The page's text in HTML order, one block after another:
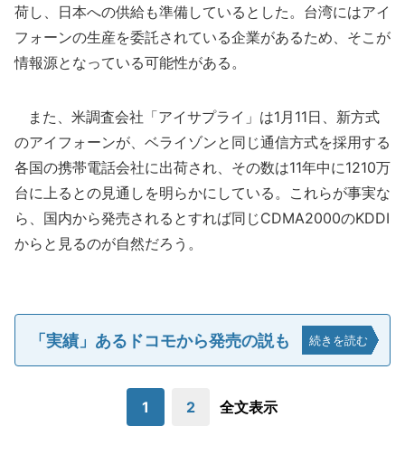
荷し、日本への供給も準備しているとした。台湾にはアイ
フォーンの生産を委託されている企業があるため、そこが
情報源となっている可能性がある。
また、米調査会社「アイサプライ」は1月11日、新方式
のアイフォーンが、ベライゾンと同じ通信方式を採用する
各国の携帯電話会社に出荷され、その数は11年中に1210万
台に上るとの見通しを明らかにしている。これらが事実な
ら、国内から発売されるとすれば同じCDMA2000のKDDI
からと見るのが自然だろう。
「実績」あるドコモから発売の説も 続きを読む
1 2 全文表示